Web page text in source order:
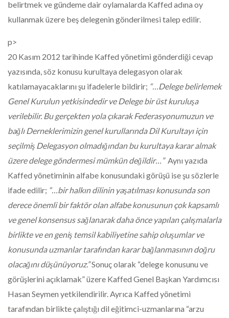
belirtmek ve gündeme dair oylamalarda Kaffed adına oy
kullanmak üzere beş delegenin gönderilmesi talep edilir.
p>
20 Kasım 2012 tarihinde Kaffed yönetimi gönderdiği cevap
yazısında, söz konusu kurultaya delegasyon olarak
katılamayacaklarını şu ifadelerle bildirir; “…Delege belirlemek
Genel Kurulun yetkisindedir ve Delege bir üst kuruluşa
verilebilir. Bu gerçekten yola çıkarak Federasyonumuzun ve
bağlı Derneklerimizin genel kurullarında Dil Kurultayı için
seçilmiş Delegasyon olmadığından bu kurultaya karar almak
üzere delege göndermesi mümkün değildir…”Aynı yazıda
Kaffed yönetiminin alfabe konusundaki görüşü ise şu sözlerle
ifade edilir; “…bir halkın dilinin yaşatılması konusunda son
derece önemli bir faktör olan alfabe konusunun çok kapsamlı
ve genel konsensus sağlanarak daha önce yapılan çalışmalarla
birlikte ve en geniş temsil kabiliyetine sahip oluşumlar ve
konusunda uzmanlar tarafından karar bağlanmasının doğru
olacağını düşünüyoruz.”Sonuç olarak “delege konusunu ve
görüşlerini açıklamak” üzere Kaffed Genel Başkan Yardımcısı
Hasan Seymen yetkilendirilir. Ayrıca Kaffed yönetimi
tarafından birlikte çalıştığı dil eğitimci-uzmanlarına “arzu